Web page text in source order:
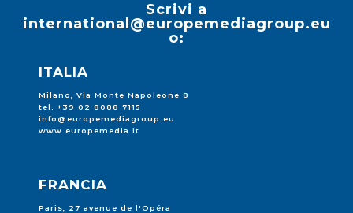
Scrivi a
international@europemediagroup.eu
o:
ITALIA
Milano, Via Monte Napoleone 8
tel. +39 02 8088 7115
info@europemediagroup.eu
www.europemedia.it
FRANCIA
Paris, 27 avenue de l'Opéra